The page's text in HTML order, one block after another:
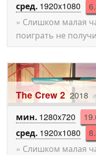
сред. 1920x1080
» Слишком малая
поиграть не
The Crew 2 2018
мин. 1280x720
сред. 1920x1080
» Слишком малая